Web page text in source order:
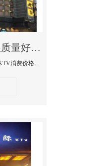
昭通妹子最多姑娘质量好的真空夜总会KTV-伯爵会所KTV消费点评
本文详细为你解答伯爵会所KTV消费价格点评，更多关于妹子最多姑娘质量好的真空夜总会KTV免费咨询156-5656-9542微信同步！